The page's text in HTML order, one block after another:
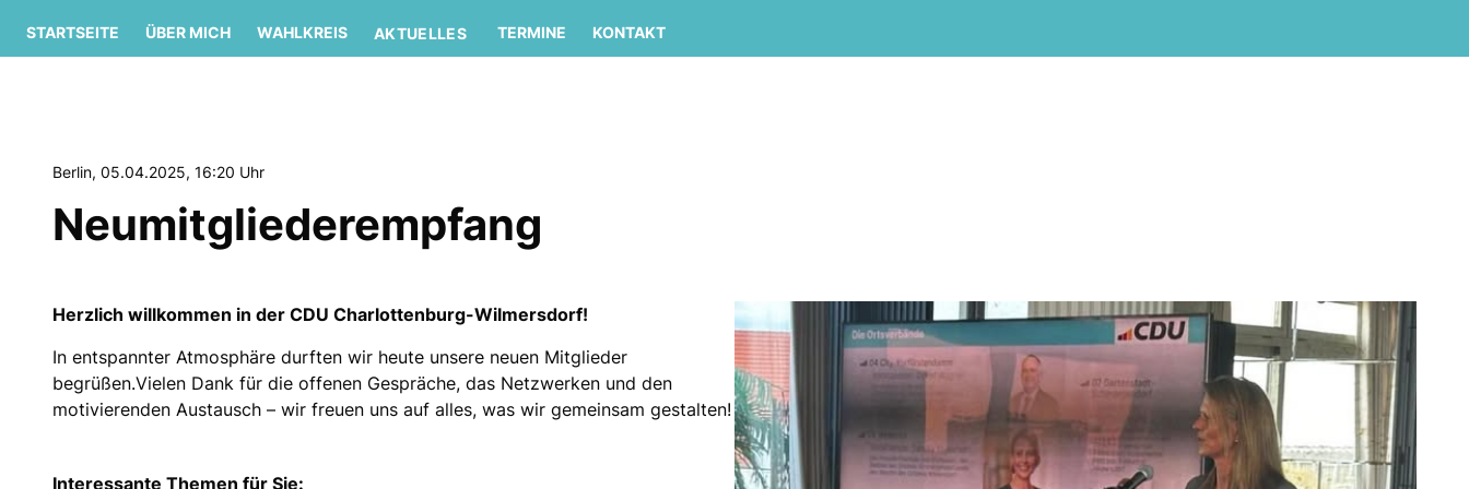
STARTSEITE ÜBER MICH WAHLKREIS AKTUELLES TERMINE KONTAKT
Berlin, 05.04.2025, 16:20 Uhr
Neumitgliederempfang
Herzlich willkommen in der CDU Charlottenburg-Wilmersdorf!
In entspannter Atmosphäre durften wir heute unsere neuen Mitglieder
begrüßen.Vielen Dank für die offenen Gespräche, das Netzwerken und den
motivierenden Austausch – wir freuen uns auf alles, was wir gemeinsam gestalten!
Interessante Themen für Sie: